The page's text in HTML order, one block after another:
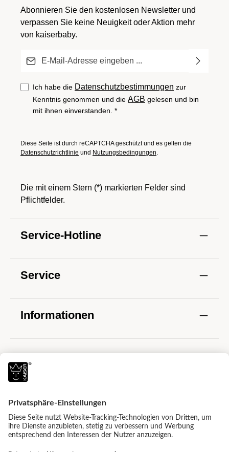
Abonnieren Sie den kostenlosen Newsletter und
verpassen Sie keine Neuigkeit oder Aktion mehr
von kaiserbaby.
Ich habe die Datenschutzbestimmungen zur
Kenntnis genommen und die AGB gelesen und bin
mit ihnen einverstanden. *
Diese Seite ist durch reCAPTCHA geschützt und es gelten die
Datenschutzrichtlinie und Nutzungsbedingungen
Die mit einem Stern (*) markierten Felder sind
Pflichtfelder.
Service-Hotline
Service
Informationen